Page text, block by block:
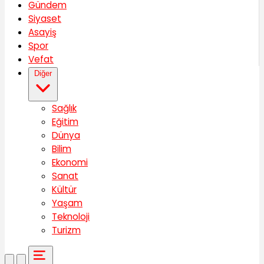
Gündem
Siyaset
Asayiş
Spor
Vefat
Diğer
Sağlık
Eğitim
Dünya
Bilim
Ekonomi
Sanat
Kültür
Yaşam
Teknoloji
Turizm